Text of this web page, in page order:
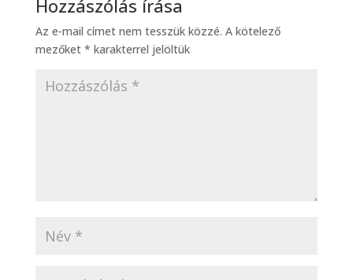
Hozzászólás írása
Az e-mail címet nem tesszük közzé. A kötelező
mezőket * karakterrel jelöltük